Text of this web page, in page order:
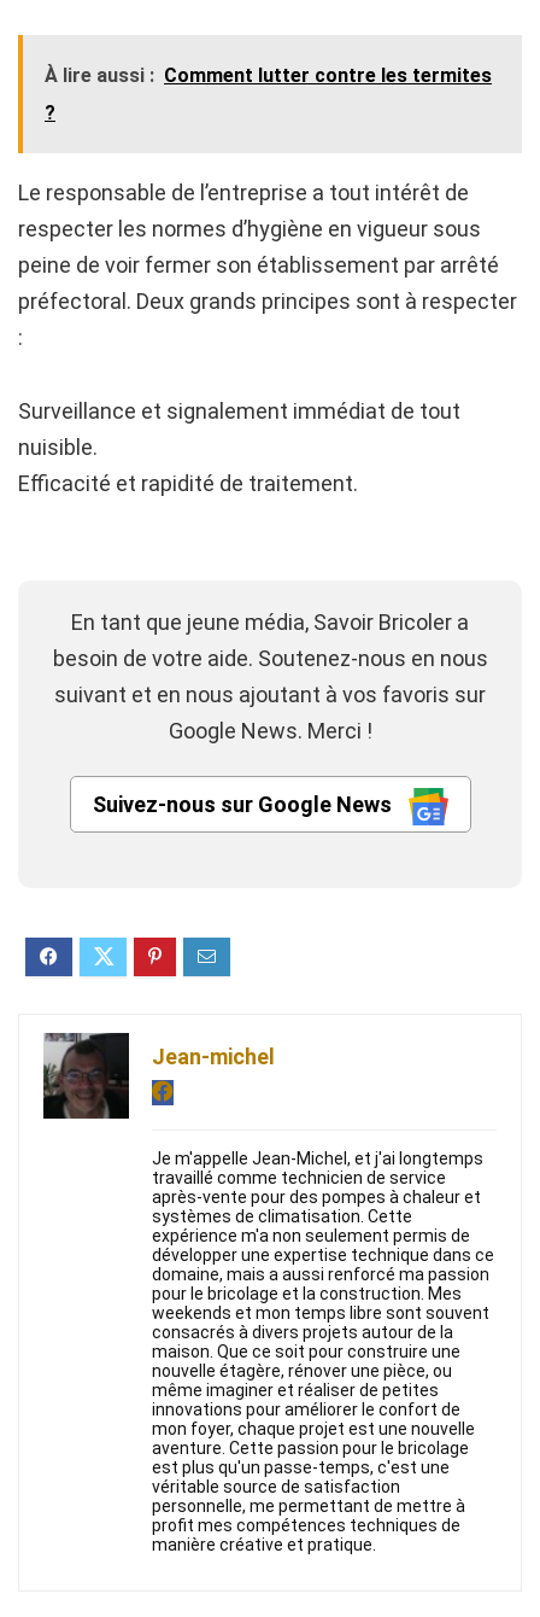
À lire aussi : Comment lutter contre les termites
?
Le responsable de l’entreprise a tout intérêt de
respecter les normes d’hygiène en vigueur sous
peine de voir fermer son établissement par arrêté
préfectoral. Deux grands principes sont à respecter
:
Surveillance et signalement immédiat de tout
nuisible.
Efficacité et rapidité de traitement.
En tant que jeune média, Savoir Bricoler a
besoin de votre aide. Soutenez-nous en nous
suivant et en nous ajoutant à vos favoris sur
Google News. Merci !
Suivez-nous sur Google News
Jean-michel
Je m'appelle Jean-Michel, et j'ai longtemps
travaillé comme technicien de service
après-vente pour des pompes à chaleur et
systèmes de climatisation. Cette
expérience m'a non seulement permis de
développer une expertise technique dans ce
domaine, mais a aussi renforcé ma passion
pour le bricolage et la construction. Mes
weekends et mon temps libre sont souvent
consacrés à divers projets autour de la
maison. Que ce soit pour construire une
nouvelle étagère, rénover une pièce, ou
même imaginer et réaliser de petites
innovations pour améliorer le confort de
mon foyer, chaque projet est une nouvelle
aventure. Cette passion pour le bricolage
est plus qu'un passe-temps, c'est une
véritable source de satisfaction
personnelle, me permettant de mettre à
profit mes compétences techniques de
manière créative et pratique.